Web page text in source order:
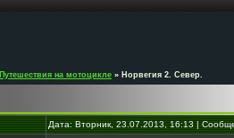
Путешествия на мотоцикле » Норвегия 2. Север.
Дата: Вторник, 23.07.2013, 16:13 |